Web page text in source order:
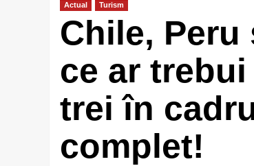
Actual Turism
Chile, Peru
ce ar
trei în
complet!